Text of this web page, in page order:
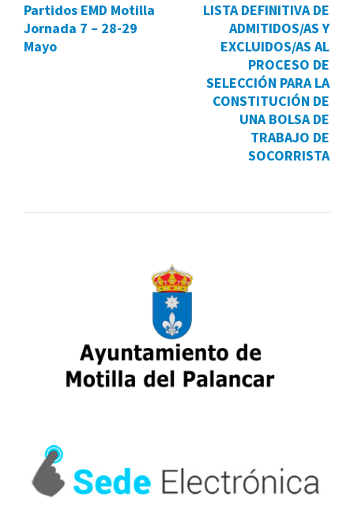
Partidos EMD Motilla
Jornada 7 – 28-29
Mayo
LISTA DEFINITIVA DE
ADMITIDOS/AS Y
EXCLUIDOS/AS AL
PROCESO DE
SELECCIÓN PARA LA
CONSTITUCIÓN DE
UNA BOLSA DE
TRABAJO DE
SOCORRISTA